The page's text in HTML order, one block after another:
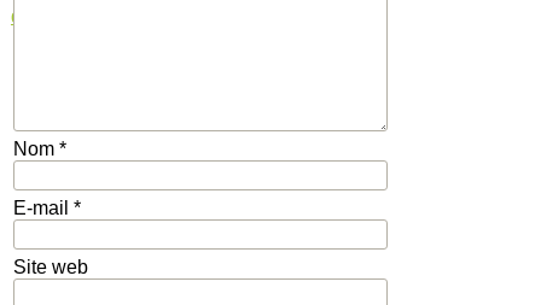
défis
Nom *
E-mail *
Site web